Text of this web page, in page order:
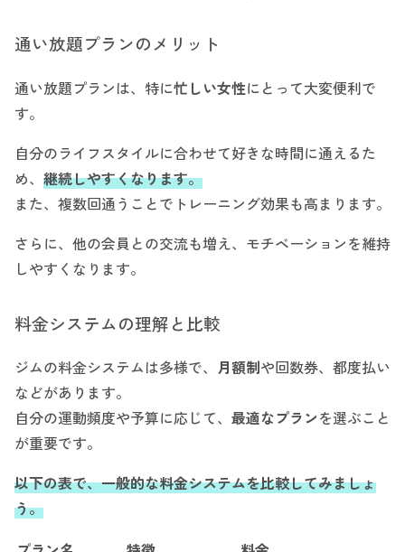
通い放題プランのメリット
通い放題プランは、特に忙しい女性にとって大変便利で
す。
自分のライフスタイルに合わせて好きな時間に通えるた
め、 継続しやすくなります。
また、複数回通うことでトレーニング効果も高まります。
さらに、他の会員との交流も増え、モチベーションを維持
しやすくなります。
料金システムの理解と比較
ジムの料金システムは多様で、 月額制や回数券、都度払い
などがあります。
自分の運動頻度や予算に応じて、 最適なプランを選ぶこと
が重要です。
以下の表で、一般的な料金システムを比較してみましょ
う。